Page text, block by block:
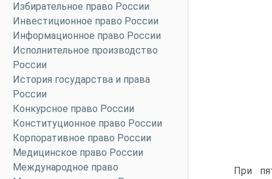
Избирательное право России
Инвестиционное право России
Информационное право России
Исполнительное производство
России
История государства и права
России
Конкурсное право России
Конституционное право России
Корпоративное право России
Медицинское право России
Международное право
При